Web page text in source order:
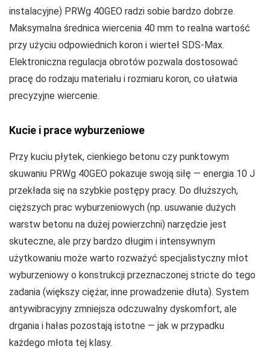
instalacyjne) PRWg 40GEO radzi sobie bardzo dobrze.
Maksymalna średnica wiercenia 40 mm to realna wartość
przy użyciu odpowiednich koron i wierteł SDS‑Max.
Elektroniczna regulacja obrotów pozwala dostosować
pracę do rodzaju materiału i rozmiaru koron, co ułatwia
precyzyjne wiercenie.
Kucie i prace wyburzeniowe
Przy kuciu płytek, cienkiego betonu czy punktowym
skuwaniu PRWg 40GEO pokazuje swoją siłę — energia 10 J
przekłada się na szybkie postępy pracy. Do dłuższych,
cięższych prac wyburzeniowych (np. usuwanie dużych
warstw betonu na dużej powierzchni) narzędzie jest
skuteczne, ale przy bardzo długim i intensywnym
użytkowaniu może warto rozważyć specjalistyczny młot
wyburzeniowy o konstrukcji przeznaczonej stricte do tego
zadania (większy ciężar, inne prowadzenie dłuta). System
antywibracyjny zmniejsza odczuwalny dyskomfort, ale
drgania i hałas pozostają istotne — jak w przypadku
każdego młota tej klasy.